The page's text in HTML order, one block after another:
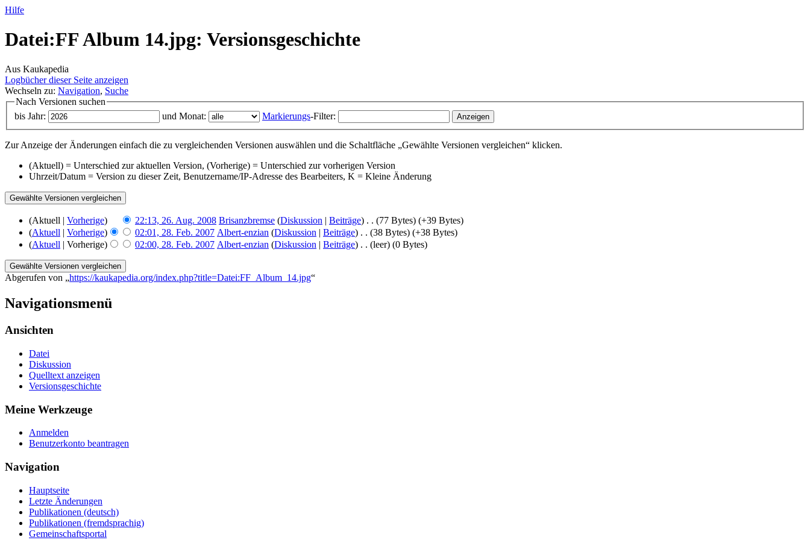
Hilfe
Datei:FF Album 14.jpg: Versionsgeschichte
Aus Kaukapedia
Logbücher dieser Seite anzeigen
Wechseln zu: Navigation, Suche
Nach Versionen suchen
bis Jahr:
und Monat: Markierungs-Filter:
Zur Anzeige der Änderungen einfach die zu vergleichenden Versionen auswählen und die Schaltfläche „Gewählte Versionen vergleichen“ klicken.
(Aktuell) = Unterschied zur aktuellen Version, (Vorherige) = Unterschied zur vorherigen Version
Uhrzeit/Datum = Version zu dieser Zeit, Benutzername/IP-Adresse des Bearbeiters, K = Kleine Änderung
(Aktuell | Vorherige) 22:13, 26. Aug. 2008 Brisanzbremse (Diskussion Beiträge) . . (77 Bytes) (+39 Bytes)
(Aktuell Vorherige) 02:01, 28. Feb. 2007 Albert-enzian (Diskussion Beiträge) . . (38 Bytes) (+38 Bytes)
(Aktuell | Vorherige) 02:00, 28. Feb. 2007 Albert-enzian (Diskussion Beiträge) . . (leer) (0 Bytes)
Abgerufen von „https://kaukapedia.org/index.php?title=Datei:FF_Album_14.jpg“
Navigationsmenü
Ansichten
Datei
Diskussion
Quelltext anzeigen
Versionsgeschichte
Meine Werkzeuge
Anmelden
Benutzerkonto beantragen
Navigation
Hauptseite
Letzte Änderungen
Publikationen (deutsch)
Publikationen (fremdsprachig)
Gemeinschaftsportal